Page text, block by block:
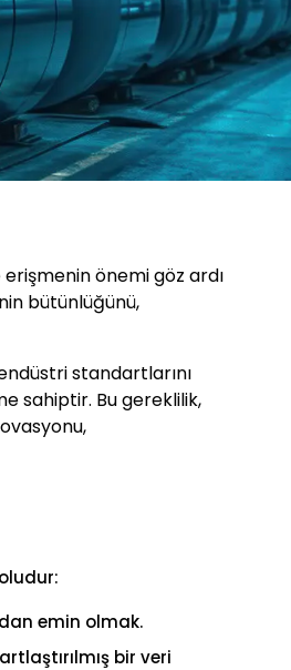
önemi göz ardı
bütünlüğünü,
standartlarını
sahiptir. Bu gereklilik,
emin olmak.
bir veri